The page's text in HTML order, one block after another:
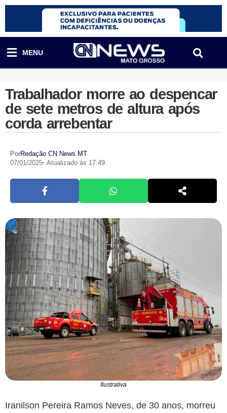
MENU
Trabalhador morre ao despencar
de sete metros de altura após
corda arrebentar
PorRedação CN News MT
07/01/2025 Atualizado às 17:49
Ilustrativa
Iranilson Pereira Ramos Neves, de 30 anos, morreu